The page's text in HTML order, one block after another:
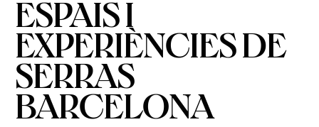
SALES
Activitats
ESPAIS I
EXPERIÈNCIES DE
SERRAS
BARCELONA